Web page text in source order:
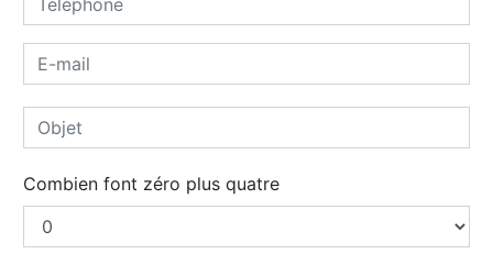
Combien font zéro plus quatre